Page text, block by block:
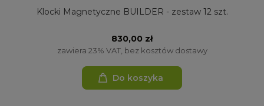
Klocki Magnetyczne BUILDER - zestaw 12 szt.
830,00 zł
zawiera 23% VAT, bez kosztów dostawy
Do koszyka